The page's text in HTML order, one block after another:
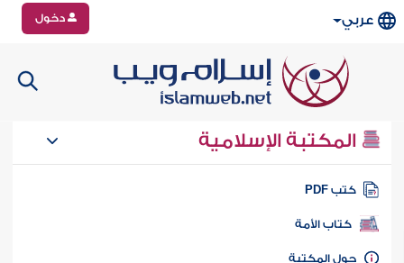
عربي دخول
المكتبة الإسلامية
كتب PDF
كتاب الأمة